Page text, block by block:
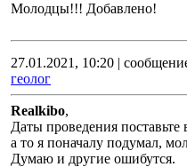
Молодцы!!! Добавлено!
27.01.2021, 10:20 |
геолог
Realkibo,
Даты проведения поставьте
а то я поначалу подумал,
Думаю и другие ошибутся.